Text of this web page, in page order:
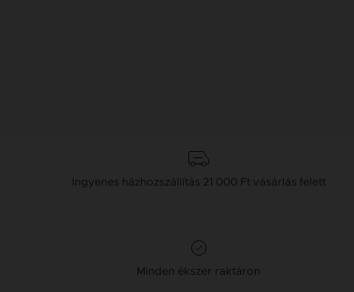
Ingyenes házhozszállítás 21 000 Ft vásárlás felett
Minden ékszer raktáron